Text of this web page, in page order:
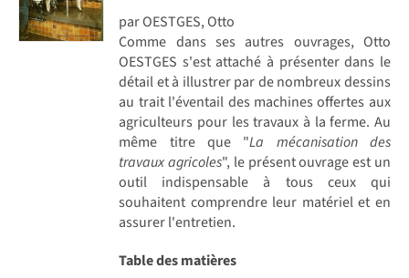
par OESTGES, Otto
Comme dans ses autres ouvrages, Otto
OESTGES s'est attaché à présenter dans le
détail et à illustrer par de nombreux dessins
au trait l'éventail des machines offertes aux
agriculteurs pour les travaux à la ferme. Au
même titre que "La mécanisation des
travaux agricoles", le présent ouvrage est un
outil indispensable à tous ceux qui
souhaitent comprendre leur matériel et en
assurer l'entretien.
Table des matières